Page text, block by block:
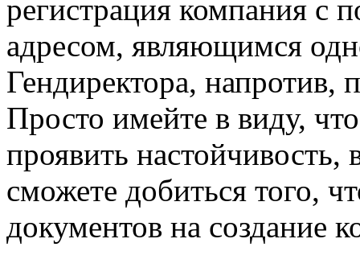
регистрация компания с
адресом, являющимся
Гендиректора, напротив,
Просто имейте в виду,
проявить
сможете добиться того,
документов на создание